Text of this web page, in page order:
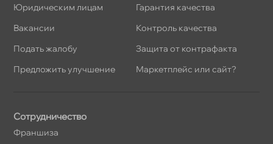
Юридическим лицам
акансии
Подать жалобу
Предложить улучшение
Гарантия качества
Контроль качества
Защита от контрафакта
Маркетплейс или сайт?
Сотрудничество
Франшиза